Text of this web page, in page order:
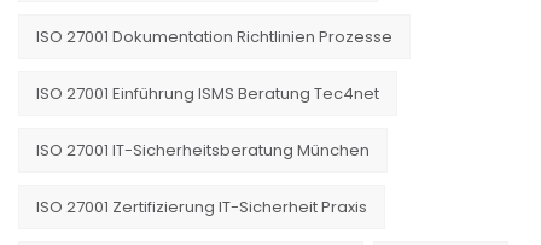
ISO 27001 Dokumentation Richtlinien Prozesse
ISO 27001 Einführung ISMS Beratung Tec4net
ISO 27001 IT-Sicherheitsberatung München
ISO 27001 Zertifizierung IT-Sicherheit Praxis